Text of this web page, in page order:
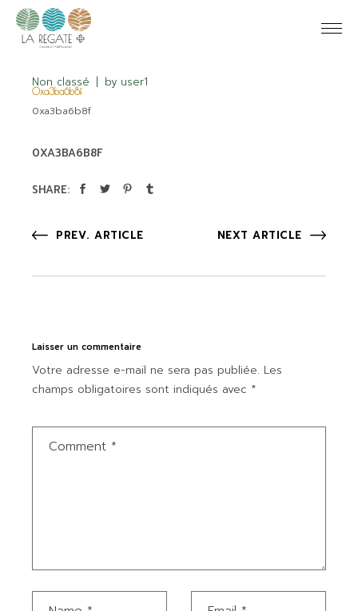
Non classé by user1
0xa3ba6b8f
0xa3ba6b8f
0XA3BA6B8F
SHARE:
PREV. ARTICLE NEXT ARTICLE
Laisser un commentaire
Votre adresse e-mail ne sera pas publiée. Les
champs obligatoires sont indiqués avec *